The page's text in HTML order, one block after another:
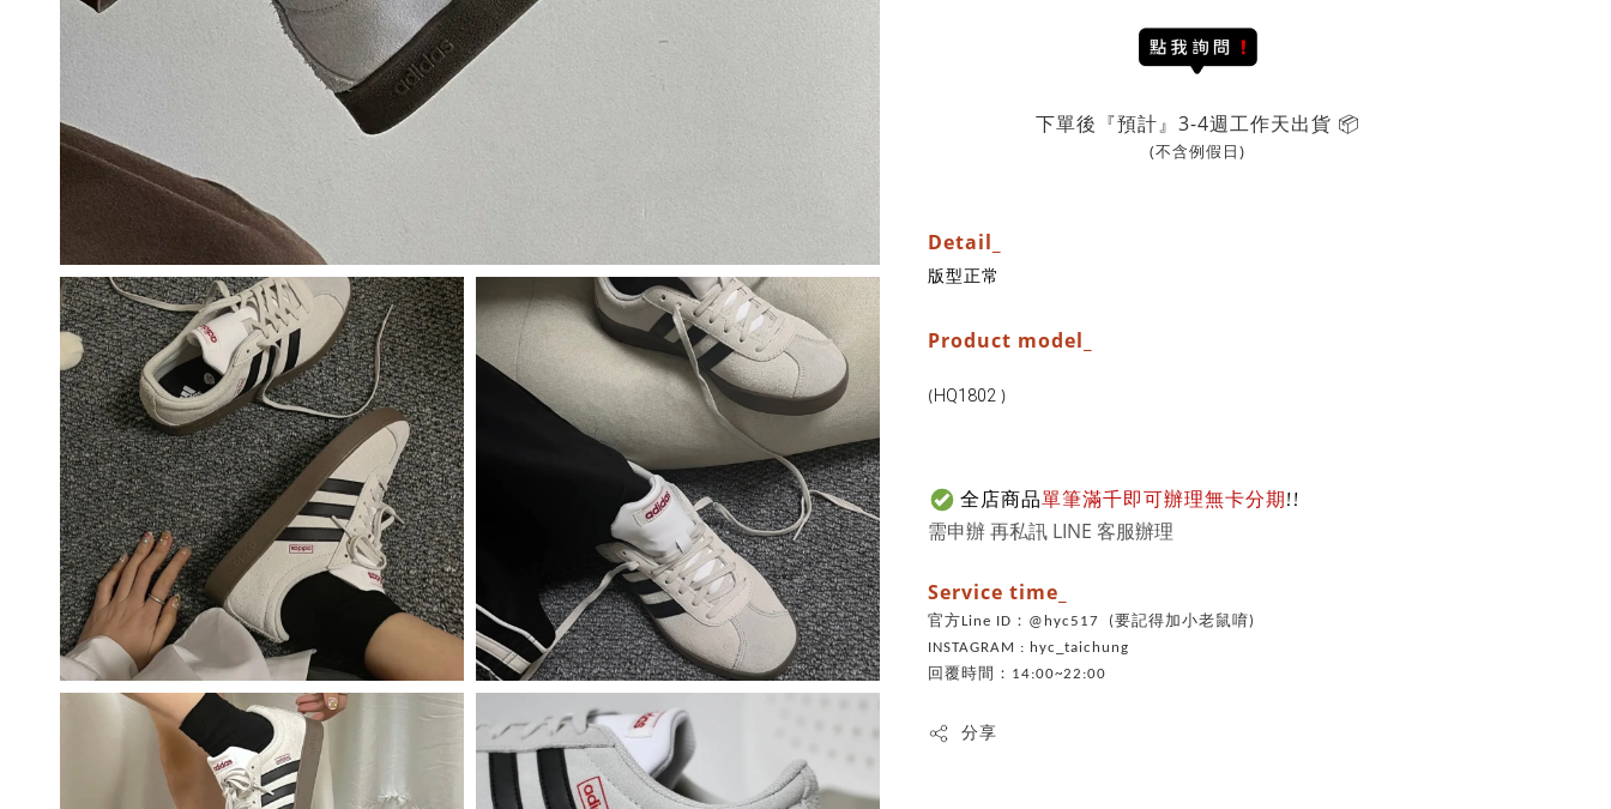
下單後『預計』3-4週工作天出貨 📦
(不含例假日)
Detail_
版型正常
Product model_
( HQ1802 )
全店商品單筆滿千即可辦理無卡分期!!
需申辦 再私訊 LINE 客服辦理
Service time_
官方Line ID：@hyc517 (要記得加小老鼠唷)
INSTAGRAM : hyc_taichung
回覆時間：14:00~22:00
分享